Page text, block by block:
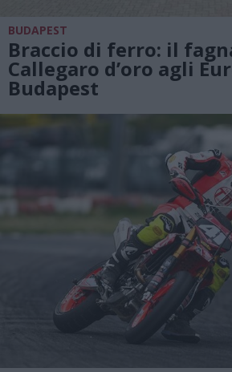
BUDAPEST
Braccio di ferro: il
Callegaro d’oro agli
Budapest